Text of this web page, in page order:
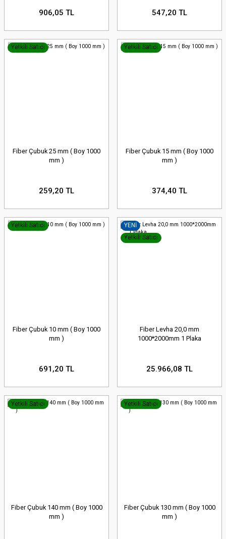
906,05 TL 547,20 TL
Yetkili Satıcı
Fiber Çubuk 25 mm ( Boy 1000
mm )
259,20 TL
Yetkili Satıcı
Fiber Çubuk 15 mm ( Boy 1000
mm )
374,40 TL
Yetkili Satıcı
Fiber Çubuk 10 mm ( Boy 1000
mm )
691,20 TL
YENİ
Yetkili Satıcı
Fiber Levha 20,0 mm
1000*2000mm 1 Plaka
25.966,08 TL
Yetkili Satıcı
Fiber Çubuk 140 mm ( Boy 1000
mm )
Yetkili Satıcı
Fiber Çubuk 130 mm ( Boy 1000
mm )